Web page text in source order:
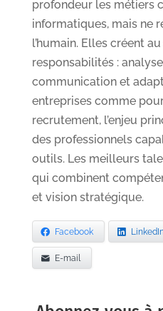
profondeur les métiers
informatiques, mais ne
l’humain. Elles créent
responsabilités :
communication et
entreprises comme
recrutement, l’enjeu
des professionnels
outils. Les meilleurs
qui combinent
et vision stratégique.
Facebook
E-mail